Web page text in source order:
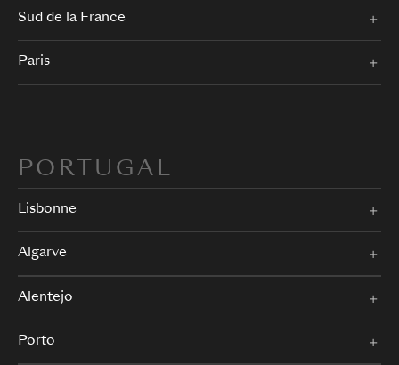
Sud de la France
Paris
PORTUGAL
Lisbonne
Algarve
Alentejo
Porto